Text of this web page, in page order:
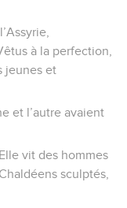
à la perfection,
jeunes et
et l’autre avaient
vit des hommes
sculptés,